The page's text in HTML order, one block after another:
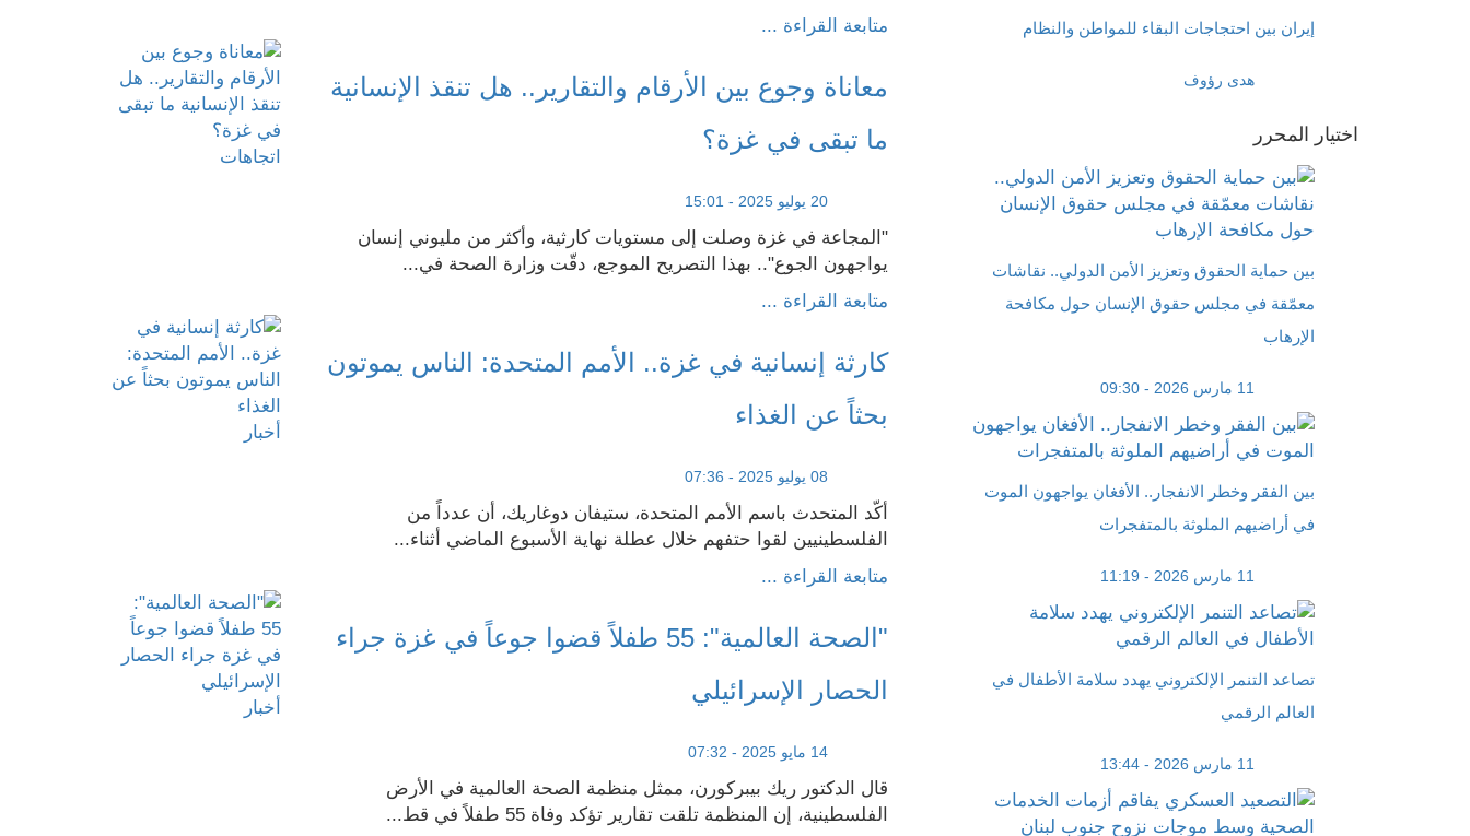
متابعة القراءة ...
اتجاهات
معاناة وجوع بين الأرقام والتقارير.. هل تنقذ الإنسانية
ما تبقى في غزة؟
20 يوليو 2025 - 15:01
"المجاعة في غزة وصلت إلى مستويات كارثية، وأكثر من مليوني إنسان
يواجهون الجوع".. بهذا التصريح الموجع، دقّت وزارة الصحة في...
متابعة القراءة ...
أخبار
كارثة إنسانية في غزة.. الأمم المتحدة: الناس يموتون
بحثاً عن الغذاء
08 يوليو 2025 - 07:36
أكّد المتحدث باسم الأمم المتحدة، ستيفان دوغاريك، أن عدداً من
الفلسطينيين لقوا حتفهم خلال عطلة نهاية الأسبوع الماضي أثناء...
متابعة القراءة ...
أخبار
"الصحة العالمية": 55 طفلاً قضوا جوعاً في غزة جراء
الحصار الإسرائيلي
14 مايو 2025 - 07:32
قال الدكتور ريك بيبركورن، ممثل منظمة الصحة العالمية في الأرض
الفلسطينية، إن المنظمة تلقت تقارير تؤكد وفاة 55 طفلاً في قط...
إيران بين احتجاجات البقاء للمواطن والنظام
هدى رؤوف
اختيار المحرر
بين حماية الحقوق وتعزيز الأمن الدولي.. نقاشات
معمّقة في مجلس حقوق الإنسان حول مكافحة
الإرهاب
11 مارس 2026 - 09:30
بين الفقر وخطر الانفجار.. الأفغان يواجهون الموت
في أراضيهم الملوثة بالمتفجرات
11 مارس 2026 - 11:19
تصاعد التنمر الإلكتروني يهدد سلامة الأطفال في
العالم الرقمي
11 مارس 2026 - 13:44